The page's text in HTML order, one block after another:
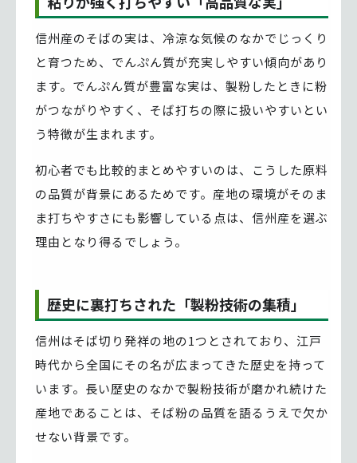
信州産のそばの実は、冷涼な気候のなかでじっくり
と育つため、でんぷん質が充実しやすい傾向があり
ます。でんぷん質が豊富な実は、製粉したときに粉
がつながりやすく、そば打ちの際に扱いやすいとい
う特徴が生まれます。
初心者でも比較的まとめやすいのは、こうした原料
の品質が背景にあるためです。産地の環境がそのま
ま打ちやすさにも影響している点は、信州産を選ぶ
理由となり得るでしょう。
歴史に裏打ちされた「製粉技術の集積」
信州はそば切り発祥の地の1つとされており、江戸
時代から全国にその名が広まってきた歴史を持って
います。長い歴史のなかで製粉技術が磨かれ続けた
産地であることは、そば粉の品質を語るうえで欠か
せない背景です。